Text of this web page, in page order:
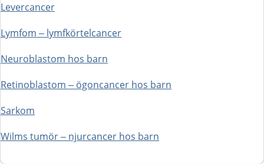
Levercancer
Lymfom – lymfkörtelcancer
Neuroblastom hos barn
Retinoblastom – ögoncancer hos barn
Sarkom
Wilms tumör – njurcancer hos barn